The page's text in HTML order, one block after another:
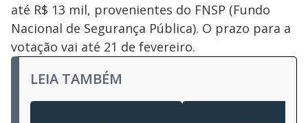
até R$ 13 mil, provenientes do FNSP (Fundo
Nacional de Segurança Pública). O prazo para a
votação vai até 21 de fevereiro.
LEIA TAMBÉM